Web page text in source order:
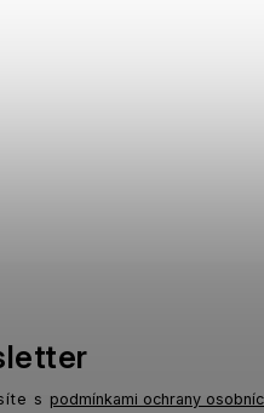
s podmínkami ochrany